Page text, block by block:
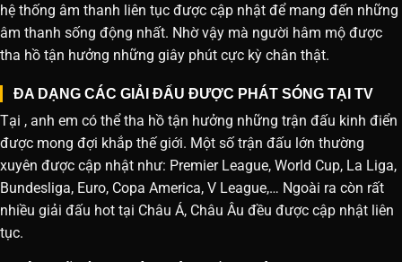
hệ thống âm thanh liên tục được cập nhật để mang đến những
âm thanh sống động nhất. Nhờ vậy mà người hâm mộ được
tha hồ tận hưởng những giây phút cực kỳ chân thật.
ĐA DẠNG CÁC GIẢI ĐẤU ĐƯỢC PHÁT SÓNG TẠI TV
Tại , anh em có thể tha hồ tận hưởng những trận đấu kinh điển
được mong đợi khắp thế giới. Một số trận đấu lớn thường
xuyên được cập nhật như: Premier League, World Cup, La Liga,
Bundesliga, Euro, Copa America, V League,… Ngoài ra còn rất
nhiều giải đấu hot tại Châu Á, Châu Âu đều được cập nhật liên
tục.